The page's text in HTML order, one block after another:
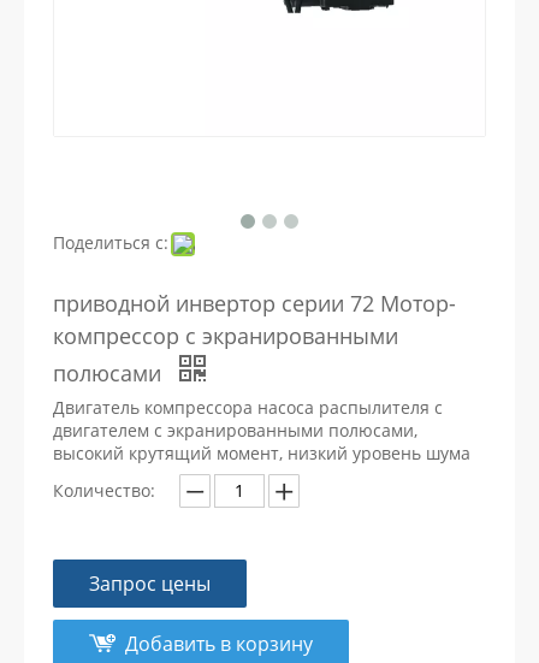
Поделиться с:
приводной инвертор серии 72 Мотор-
компрессор с экранированными
полюсами
Двигатель компрессора насоса распылителя с
двигателем с экранированными полюсами,
высокий крутящий момент, низкий уровень шума
Количество:
Запрос цены
Добавить в корзину